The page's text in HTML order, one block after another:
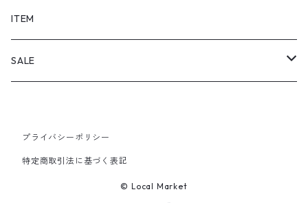
SHORTS
PANTS
ITEM
SALE
PANTS
プライバシーポリシー
特定商取引法に基づく表記
© Local Market